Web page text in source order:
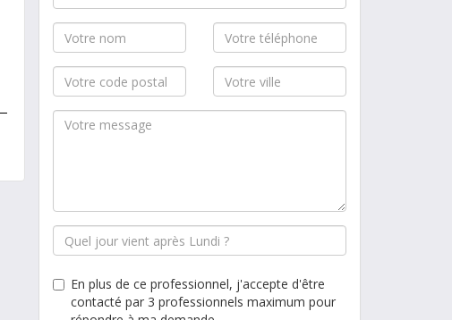
En plus de ce professionnel, j'accepte d'être
contacté par 3 professionnels maximum pour